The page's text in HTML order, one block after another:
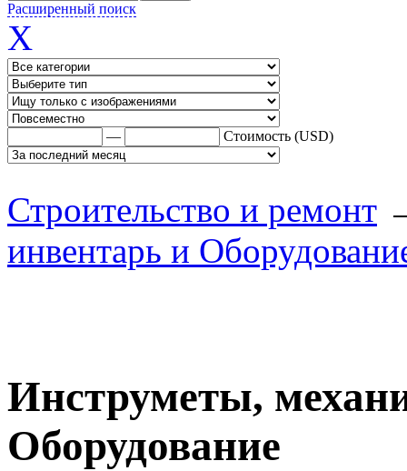
Расширенный поиск
X
— Стоимость (USD)
Строительство и ремонт
инвентарь и
Инструметы,
Оборудование